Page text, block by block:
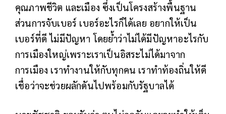
คุณภาพชีวิต และเมือง ซึ่งเป็นโครงสร้างพื้นฐาน
ส่วนการจับเบอร์ เบอร์อะไรก็ได้เลย อยากให้เป็น
เบอร์ที่ดี ไม่มีปัญหา โดยย้ำว่าไม่ได้มีปัญหาอะไรกับ
การเมืองใหญ่เพราะเราเป็นอิสระไม่ได้มาจาก
การเมือง เราทำงานให้กับทุกคน เราทำท้องถิ่นให้ดี
เชื่อว่าจะช่วยผลักดันไปพร้อมกับรัฐบาลได้